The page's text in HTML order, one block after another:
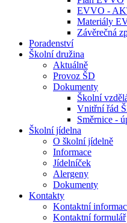
EVVO -
Materiály
Závěrečná
Poradenství
Školní družina
Aktuálně
Provoz ŠD
Dokumenty
Školní
Vnitřní řád
Směrnice -
Školní jídelna
O školní jídelně
Informace
Jídelníček
Alergeny
Dokumenty
Kontakty
Kontaktní
Kontaktní formulář